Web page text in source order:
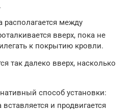
располагается между
вверх, пока не
к покрытию кровли.
так далеко вверх, насколько
способ установки:
и продвигается